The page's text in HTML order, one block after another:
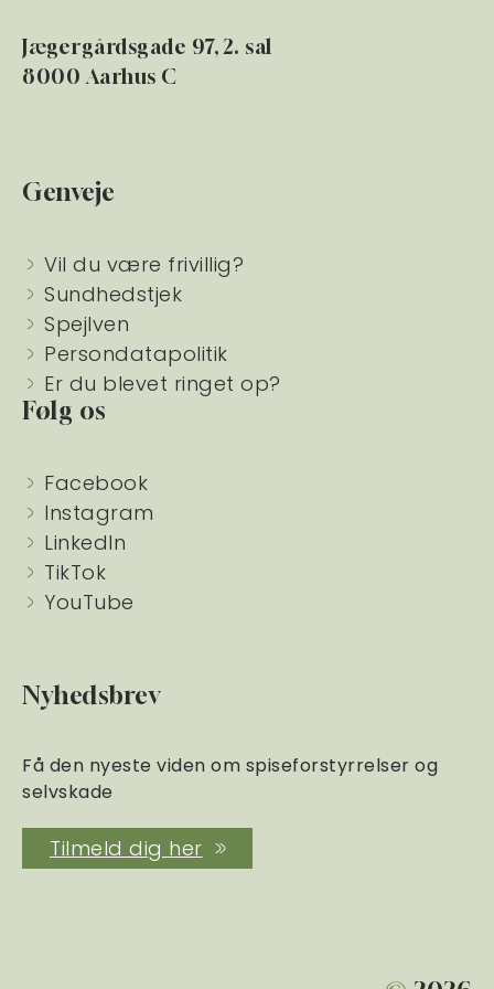
Jægergårdsgade 97, 2. sal
8000 Aarhus C
Genveje
Vil du være frivillig?
Sundhedstjek
Spejlven
Persondatapolitik
Er du blevet ringet op?
Følg os
Facebook
Instagram
LinkedIn
TikTok
YouTube
Nyhedsbrev
Få den nyeste viden om spiseforstyrrelser og
selvskade
Tilmeld dig her